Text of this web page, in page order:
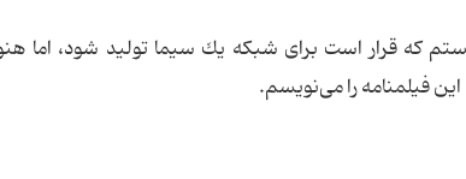
كه قرار است برای شبكه‌ یك سیما تولید شود، اما
فیلمنامه را می‌نویسم.